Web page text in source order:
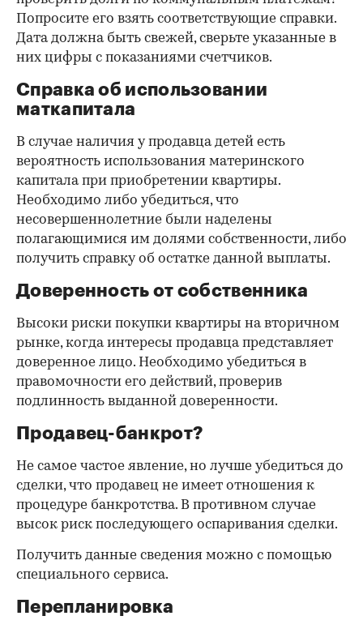
Попросите его взять соответствующие справки.
Дата должна быть свежей, сверьте указанные в
них цифры с показаниями счетчиков.
Справка об использовании
маткапитала
В случае наличия у продавца детей есть
вероятность использования материнского
капитала при приобретении квартиры.
Необходимо либо убедиться, что
несовершеннолетние были наделены
полагающимися им долями собственности, либо
получить справку об остатке данной выплаты.
Доверенность от собственника
Высоки риски покупки квартиры на вторичном
рынке, когда интересы продавца представляет
доверенное лицо. Необходимо убедиться в
правомочности его действий, проверив
подлинность выданной доверенности.
Продавец-банкрот?
Не самое частое явление, но лучше убедиться до
сделки, что продавец не имеет отношения к
процедуре банкротства. В противном случае
высок риск последующего оспаривания сделки.
Получить данные сведения можно с помощью
специального сервиса.
Перепланировка